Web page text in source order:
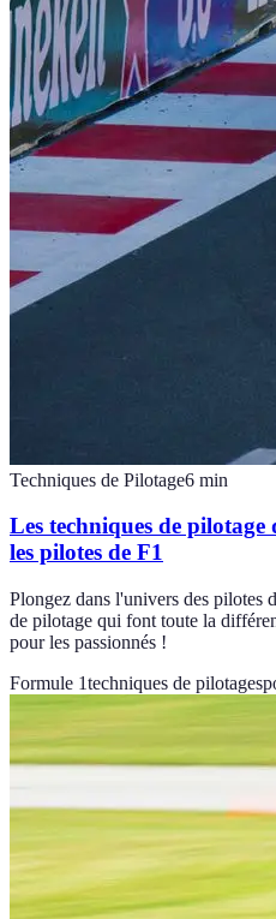
Techniques de Pilotage6 min
Les techniques de
les pilotes de F1
Plongez dans l'univers des pilotes
de pilotage qui font toute la
pour les passionnés !
Formule 1techniques de pilotage